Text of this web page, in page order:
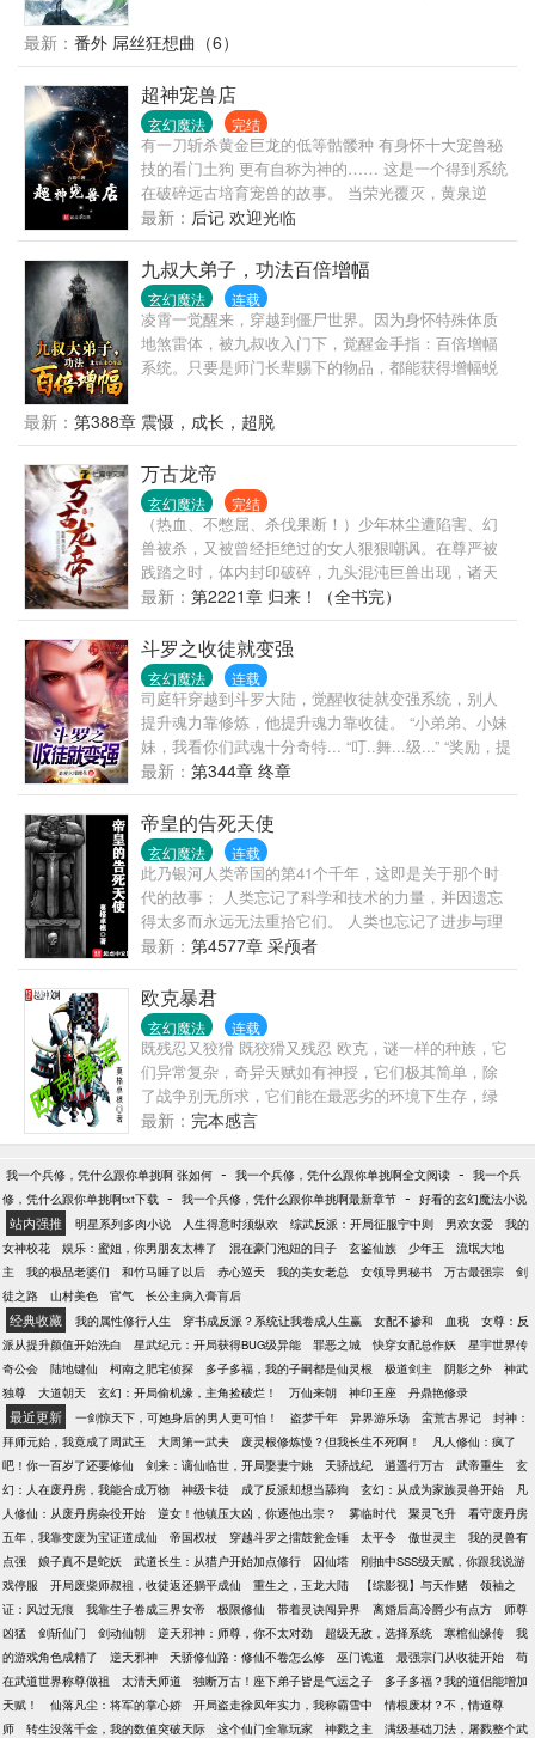
最新： 番外 屌丝狂想曲（6）
超神宠兽店
玄幻魔法 完结
有一刀斩杀黄金巨龙的低等骷髅种 有身怀十大宠兽秘
技的看门土狗 更有自称为神的…… 这是一个得到系统
在破碎远古培育宠兽的故事。 当荣光覆灭，黄泉逆
流，昔日的存在将再度回归，一切都是毁灭！
最新： 后记 欢迎光临
九叔大弟子，功法百倍增幅
玄幻魔法 连载
凌霄一觉醒来，穿越到僵尸世界。因为身怀特殊体质
地煞雷体，被九叔收入门下，觉醒金手指：百倍增幅
系统。只要是师门长辈赐下的物品，都能获得增幅蜕
卦…茅山符咒百倍增幅为八奇迹：通天箓...上品法器
尚方宝剑直接增幅为灵器：青龙剑……
最新： 第388章 震慑，成长，超脱
万古龙帝
玄幻魔法 完结
（热血、不憋屈、杀伐果断！）少年林尘遭陷害、幻
兽被杀，又被曾经拒绝过的女人狠狠嘲讽。在尊严被
践踏之时，体内封印破碎，九头混沌巨兽出现，诸天
神佛为之颤抖！至此，大帝在我面前，也不过蝼蚁，
我为龙帝，万界无敌！
最新： 第2221章 归来！（全书完）
斗罗之收徒就变强
玄幻魔法 连载
司庭轩穿越到斗罗大陆，觉醒收徒就变强系统，别人
提升魂力靠修炼，他提升魂力靠收徒。 “小弟弟、小妹
妹，我看你们武魂十分奇特... “叮..舞...级...” “奖励，提
升宿主三级魂力。魂骨一块，武学九阳神功，九阴真
经，寒冰掌，火神掌！武魂融合器一份！” “叮，使用
武魂融合器...火两人武魂匹配度提升，可以使用武魂
融合技.. 粉丝群1：304623681 已有老书【斗罗之先天
二十级、斗罗之最强场控】
最新： 第344章 终章
帝皇的告死天使
玄幻魔法 连载
此乃银河人类帝国的第41个千年，这即是关于那个时
代的故事； 人类忘记了科学和技术的力量，并因遗忘
得太多而永远无法重拾它们。 人类也忘记了进步与理
解的诺言，因为这残酷而黑暗的未来只有战争。 群星
间永无宁日，只有无尽的残杀和屠戮，以及那饥渴的
众神们发出的阵阵狂笑。 索什扬?阿列克谢，星界骑士
战团的一名战斗修士，也是世界引擎战役的唯一幸存
者，肩负着重建战团责任的他，怀揣着足以撼动银河
的秘密，迈向了未知… 书友小群：975466881
最新： 第4577章 采颅者
欧克暴君
玄幻魔法 连载
既残忍又狡猾 既狡猾又残忍 欧克，谜一样的种族，它
们异常复杂，奇异天赋如有神授，它们极其简单，除
了战争别无所求，它们能在最恶劣的环境下生存，绿
色的皮肤是它们的标志 古克，他破土而出的那一刻
起，整个世界注定将要在一场史无前例的> （老莫的
古巨圾：，想上来的小子就上来吧）
最新： 完本感言
我一个兵修，凭什么跟你单挑啊 张如何 - 我一个兵修，凭什么跟你单挑啊全文阅读 - 我一个兵
修，凭什么跟你单挑啊txt下载 - 我一个兵修，凭什么跟你单挑啊最新章节 - 好看的玄幻魔法小说
站内强推 明星系列多肉小说 人生得意时须纵欢 综武反派：开局征服宁中则 男欢女爱
我的
女神校花
娱乐：蜜姐，你男朋友太棒了 混在豪门泡妞的日子 玄鉴仙族 少年王
流氓大地
主
我的极品老婆们 和竹马睡了以后 赤心巡天 我的美女老总 女领导男秘书 万古最强宗
剑
徒之路
山村美色 官气 长公主病入膏肓后
经典收藏 我的属性修行人生 穿书成反派？系统让我卷成人生赢 女配不掺和 血税
女尊：反
派从提升颜值开始洗白
星武纪元：开局获得BUG级异能 罪恶之城 快穿女配总作妖
星宇世界传
奇公会
陆地键仙 柯南之肥宅侦探 多子多福，我的子嗣都是仙灵根 极道剑主 阴影之外
神武
独尊
大道朝天 玄幻：开局偷机缘，主角捡破烂！ 万仙来朝 神印王座 丹鼎艳修录
最近更新 一剑惊天下，可她身后的男人更可怕！ 盗梦千年 异界游乐场 蛮荒古界记
封神：
拜师元始，我竟成了周武王
大周第一武夫 废灵根修炼慢？但我长生不死啊！
凡人修仙：疯了
吧！你一百岁了还要修仙
剑来：谪仙临世，开局娶妻宁姚 天骄战纪 逍遥行万古 武帝重生
玄
幻：人在废丹房，我能合成万物
神级卡徒 成了反派却想当舔狗 玄幻：从成为家族灵兽开始
凡
人修仙：从废丹房杂役开始
逆女！他镇压大凶，你逐他出宗？ 雾临时代 聚灵飞升
看守废丹房
五年，我靠变废为宝证道成仙
帝国权杖 穿越斗罗之擂鼓瓮金锤 太平令 傲世灵主
我的灵兽有
点强
娘子真不是蛇妖 武道长生：从猎户开始加点修行 囚仙塔
刚抽中SSS级天赋，你跟我说游
戏停服
开局废柴师叔祖，收徒返还躺平成仙 重生之，玉龙大陆 【综影视】与天作赌
领袖之
证：风过无痕
我靠生子卷成三界女帝 极限修仙 带着灵诀闯异界 离婚后高冷爵少有点方
师尊
凶猛
剑斩仙门 剑动仙朝 逆天邪神：师尊，你不太对劲 超级无敌，选择系统 寒棺仙缘传
我
的游戏角色成精了
逆天邪神 天骄修仙路：修仙不卷怎么修 巫门诡道 最强宗门从收徒开始
苟
在武道世界称尊做祖
太清天师道 独断万古！座下弟子皆是气运之子
多子多福？我的道侣能增加
天赋！
仙落凡尘：将军的掌心娇 开局盗走徐凤年实力，我称霸雪中
情根废材？不，情道尊
师
转生没落千金，我的数值突破天际 这个仙门全靠玩家 神戮之主 满级基础刀法，屠戮整个武